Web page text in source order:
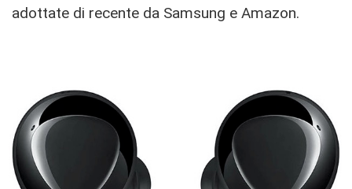
adottate di recente da Samsung e Amazon.